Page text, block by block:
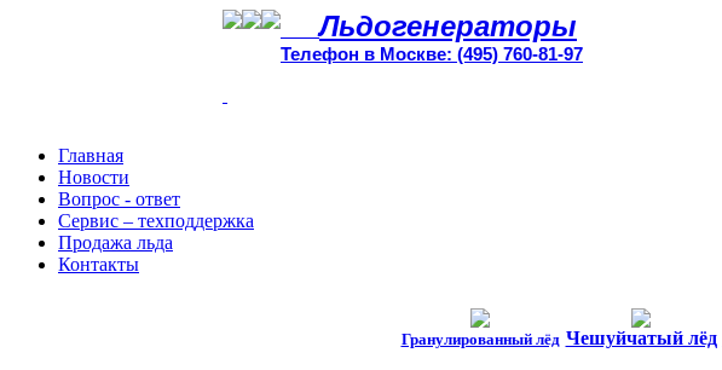
Льдогенераторы
Телефон в Москве: (495) 760-81-97
Главная
Новости
Вопрос - ответ
Сервис – техподдержка
Продажа льда
Контакты
Гранулированный лёд Чешуйчатый лёд